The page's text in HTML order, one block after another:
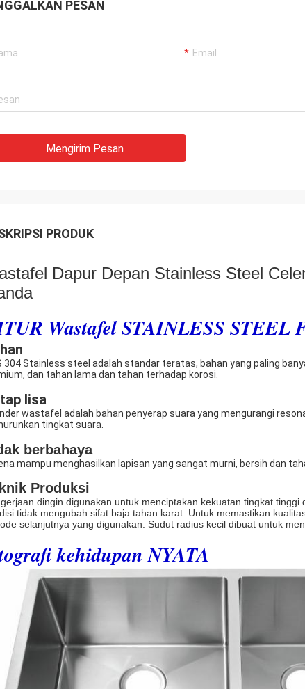
PESAN
Mengirim Pesan
PRODUK
Dapur Depan Stainless Steel
Wastafel STAINLESS STEEL
304 Stainless steel adalah standar teratas, bahan yang paling
dan tahan lama dan tahan terhadap korosi.
lisa
wastafel adalah bahan penyerap suara yang mengurangi
tingkat suara.
berbahaya
mampu menghasilkan lapisan yang sangat murni, bersih dan
Produksi
dingin digunakan untuk menciptakan kekuatan tingkat
tidak mengubah sifat baja tahan karat. Untuk memastikan
selanjutnya yang digunakan. Sudut radius kecil dibuat untuk
kehidupan NYATA